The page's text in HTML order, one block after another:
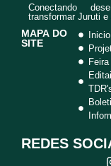
Conectando
transformar Juruti e
MAPA DO
SITE
Inicio
REDES